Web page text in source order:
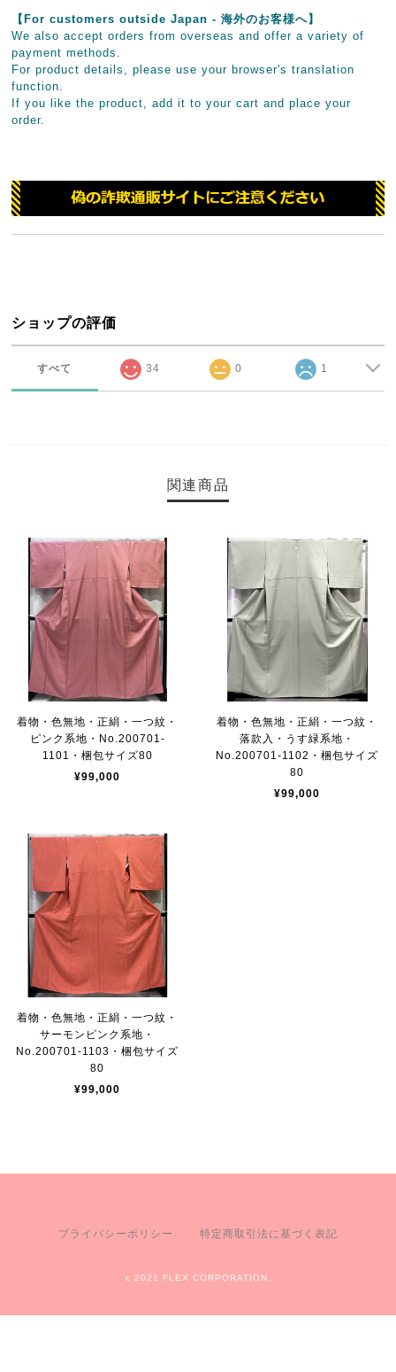
【For customers outside Japan - 海外のお客様へ】
We also accept orders from overseas and offer a variety of
payment methods.
For product details, please use your browser's translation
function.
If you like the product, add it to your cart and place your
order.
ショップの評価
すべて 34 0 1
関連商品
着物・色無地・正絹・一つ紋・
ピンク系地・No.200701-
1101・梱包サイズ80
¥99,000
着物・色無地・正絹・一つ紋・
落款入・うす緑系地・
No.200701-1102・梱包サイズ
80
¥99,000
着物・色無地・正絹・一つ紋・
サーモンピンク系地・
No.200701-1103・梱包サイズ
80
¥99,000
プライバシーポリシー 特定商取引法に基づく表記
c 2021 FLEX CORPORATION.